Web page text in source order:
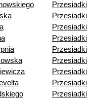
Przesiadki
Przesiadki
Przesiadki
Przesiadki
Przesiadki
Przesiadki
Przesiadki
Przesiadki
Przesiadki